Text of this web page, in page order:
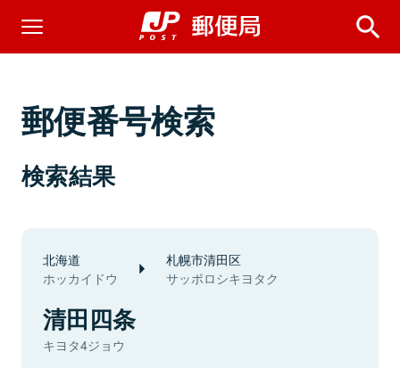
郵便番号検索
検索結果
北海道
ホッカイドウ
札幌市清田区
サッポロシキヨタク
清田四条
キヨタ4ジョウ